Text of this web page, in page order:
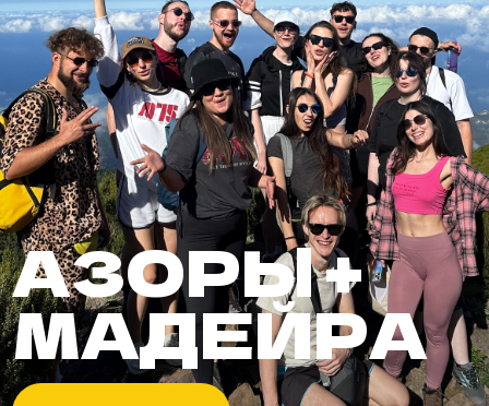
Даты
Стоимость
Программа
АЗОРЫ +
МАДЕЙРА
Поехали!